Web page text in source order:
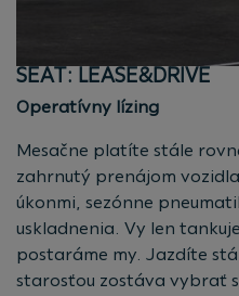
Máte záujem? Vyhľadajte
SEAT: LEASE&DRIVE
Operatívny lízing
Mesačne platíte stále
zahrnutý prenájom
úkonmi, sezónne
uskladnenia. Vy len
postaráme my. Jazdíte
starosťou zostáva vybrať